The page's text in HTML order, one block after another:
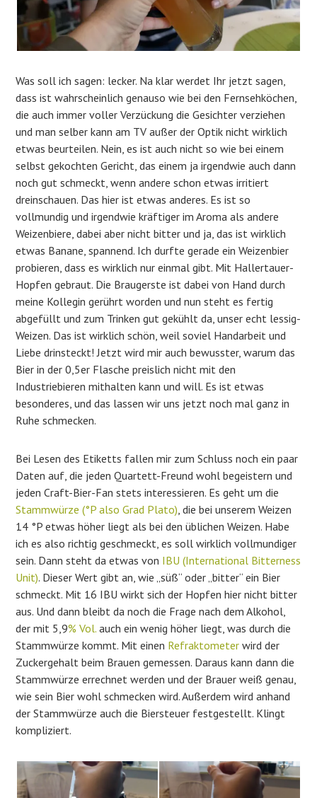
Was soll ich sagen: lecker. Na klar werdet Ihr jetzt sagen,
dass ist wahrscheinlich genauso wie bei den Fernsehköchen,
die auch immer voller Verzückung die Gesichter verziehen
und man selber kann am TV außer der Optik nicht wirklich
etwas beurteilen. Nein, es ist auch nicht so wie bei einem
selbst gekochten Gericht, das einem ja irgendwie auch dann
noch gut schmeckt, wenn andere schon etwas irritiert
dreinschauen. Das hier ist etwas anderes. Es ist so
vollmundig und irgendwie kräftiger im Aroma als andere
Weizenbiere, dabei aber nicht bitter und ja, das ist wirklich
etwas Banane, spannend. Ich durfte gerade ein Weizenbier
probieren, dass es wirklich nur einmal gibt. Mit Hallertauer-
Hopfen gebraut. Die Braugerste ist dabei von Hand durch
meine Kollegin gerührt worden und nun steht es fertig
abgefüllt und zum Trinken gut gekühlt da, unser echt lessig-
Weizen. Das ist wirklich schön, weil soviel Handarbeit und
Liebe drinsteckt! Jetzt wird mir auch bewusster, warum das
Bier in der 0,5er Flasche preislich nicht mit den
Industriebieren mithalten kann und will. Es ist etwas
besonderes, und das lassen wir uns jetzt noch mal ganz in
Ruhe schmecken.
Bei Lesen des Etiketts fallen mir zum Schluss noch ein paar
Daten auf, die jeden Quartett-Freund wohl begeistern und
jeden Craft-Bier-Fan stets interessieren. Es geht um die
Stammwürze (°P also Grad Plato) , die bei unserem Weizen
14 °P etwas höher liegt als bei den üblichen Weizen. Habe
ich es also richtig geschmeckt, es soll wirklich vollmundiger
sein. Dann steht da etwas von IBU (International Bitterness
Unit). Dieser Wert gibt an, wie „süß“ oder „bitter“ ein Bier
schmeckt. Mit 16 IBU wirkt sich der Hopfen hier nicht bitter
aus. Und dann bleibt da noch die Frage nach dem Alkohol,
der mit 5,9% Vol. auch ein wenig höher liegt, was durch die
Stammwürze kommt. Mit einen Refraktometer wird der
Zuckergehalt beim Brauen gemessen. Daraus kann dann die
Stammwürze errechnet werden und der Brauer weiß genau,
wie sein Bier wohl schmecken wird. Außerdem wird anhand
der Stammwürze auch die Biersteuer festgestellt. Klingt
kompliziert.